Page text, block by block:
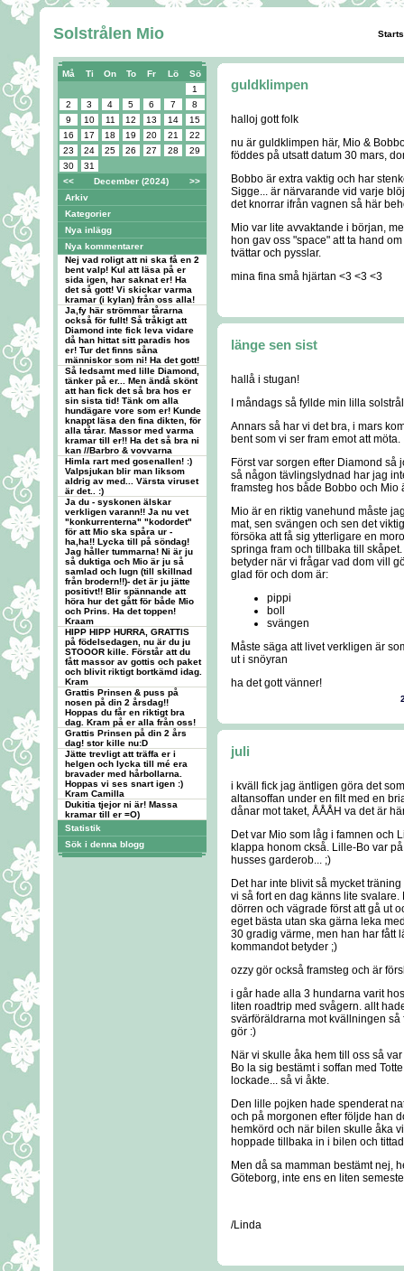
Solstrålen Mio
Må Ti On To Fr Lö
Sö
1
2
3 4 5 6 7
8
9
10 11 12 13 14
15
16
17 18 19 20 21
22
23
24 25 26 27 28
29
30
31
<<
December (2024)
>>
Arkiv
Kategorier
Nya inlägg
Nya kommentarer
Nej vad roligt att ni ska få en 2
bent valp! Kul att läsa på er
sida igen, har saknat er! Ha
det så gott! Vi skickar varma
kramar (i kylan) från oss alla!
Ja,fy här strömmar tårarna
också för fullt! Så tråkigt att
Diamond inte fick leva vidare
då han hittat sitt paradis hos
er! Tur det finns såna
människor som ni! Ha det gott!
Så ledsamt med lille Diamond,
tänker på er... Men ändå skönt
att han fick det så bra hos er
sin sista tid! Tänk om alla
hundägare vore som er! Kunde
knappt läsa den fina dikten, för
alla tårar. Massor med varma
kramar till er!! Ha det så bra ni
kan //Barbro & vovvarna
Himla rart med gosenallen! :)
Valpsjukan blir man liksom
aldrig av med... Värsta viruset
är det.. :)
Ja du - syskonen älskar
verkligen varann!! Ja nu vet
"konkurrenterna" "kodordet"
för att Mio ska spåra ur -
ha,ha!! Lycka till på söndag!
Jag håller tummarna! Ni är ju
så duktiga och Mio är ju så
samlad och lugn (till skillnad
från brodern!!)- det är ju jätte
positivt!! Blir spännande att
höra hur det gått för både Mio
och Prins. Ha det toppen!
Kraam
HIPP HIPP HURRA, GRATTIS
på födelsedagen, nu är du ju
STOOOR kille. Förstår att du
fått massor av gottis och paket
och blivit riktigt bortkämd idag.
Kram
Grattis Prinsen & puss på
nosen på din 2 årsdag!!
Hoppas du får en riktigt bra
dag. Kram på er alla från oss!
Grattis Prinsen på din 2 års
dag! stor kille nu:D
Jätte trevligt att träffa er i
helgen och lycka till mé era
bravader med hårbollarna.
Hoppas vi ses snart igen :)
Kram Camilla
Dukitia tjejor ni är! Massa
kramar till er =O)
Statistik
Sök i denna blogg
guldklimpen
halloj gott folk
nu är guldklimpen här, Mio &
föddes på utsatt datum 30 mars,
Bobbo är extra vaktig och har
Sigge... är närvarande vid varje
det knorrar ifrån vagnen så här
Mio var lite avvaktande i början,
hon gav oss "space" att ta hand
tvättar och pysslar.
mina fina små hjärtan <3 <3 <3
länge sen sist
hallå i stugan!
I måndags så fyllde min lilla
Annars så har vi det bra, i mars
bent som vi ser fram emot att möta.
Först var sorgen efter Diamond
så någon tävlingslydnad har jag
framsteg hos både Bobbo och Mio
Mio är en riktig vanehund måste
mat, sen svängen och sen det
försöka att få sig ytterligare en
springa fram och tillbaka till
betyder när vi frågar vad dom vill
glad för och dom är:
pippi
boll
svängen
Måste säga att livet verkligen är
ut i snöyran
ha det gott vänner!
juli
i kväll fick jag äntligen göra det
altansoffan under en filt med en
dånar mot taket, ÅÅÅH va det är
Det var Mio som låg i famnen och
klappa honom ckså. Lille-Bo var
husses garderob... ;)
Det har inte blivit så mycket
vi så fort en dag känns lite
dörren och vägrade först att gå ut
eget bästa utan ska gärna leka
30 gradig värme, men han har fått
kommandot betyder ;)
ozzy gör också framsteg och är
i går hade alla 3 hundarna varit
liten roadtrip med svågern. allt
svärföräldrarna mot kvällningen
gör :)
När vi skulle åka hem till oss så
Bo la sig bestämt i soffan med
lockade... så vi åkte.
Den lille pojken hade spenderat
och på morgonen efter följde han
hemkörd och när bilen skulle åka
hoppade tillbaka in i bilen och
Men då sa mamman bestämt nej,
Göteborg, inte ens en liten
/Linda